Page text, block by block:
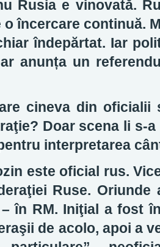
Rusia e vinovată.
o încercare continuă.
îndepărtat. Iar
anunța un
cineva din oficialii
Doar scena li s-
interpretarea
este oficial rus.
Ruse.
în RM. Iniţial a fost
de acolo, apoi a